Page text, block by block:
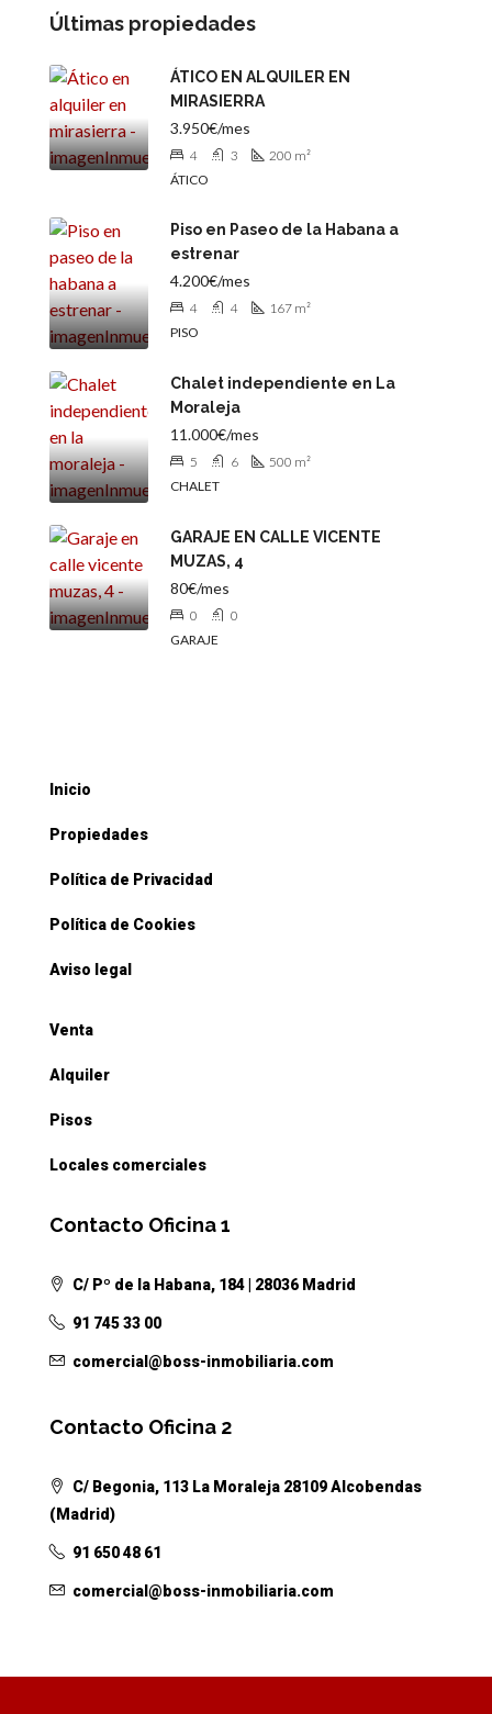
Últimas propiedades
ÁTICO EN ALQUILER EN
MIRASIERRA
3.950€/mes
4 3 200 m²
ÁTICO
Piso en Paseo de la Habana a
estrenar
4.200€/mes
4 4 167 m²
PISO
Chalet independiente en La
Moraleja
11.000€/mes
5 6 500 m²
CHALET
GARAJE EN CALLE VICENTE
MUZAS, 4
80€/mes
0
0
GARAJE
Inicio
Propiedades
Política de Privacidad
Política de Cookies
Aviso legal
Venta
Alquiler
Pisos
Locales comerciales
Contacto Oficina 1
C/ Pº de la Habana, 184 | 28036 Madrid
91 745 33 00
comercial@boss-inmobiliaria.com
Contacto Oficina 2
C/ Begonia, 113 La Moraleja 28109 Alcobendas
(Madrid)
91 650 48 61
comercial@boss-inmobiliaria.com